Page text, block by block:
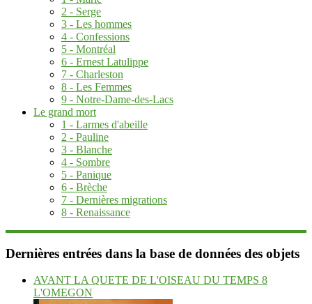
2 - Serge
3 - Les hommes
4 - Confessions
5 - Montréal
6 - Ernest Latulippe
7 - Charleston
8 - Les Femmes
9 - Notre-Dame-des-Lacs
Le grand mort
1 - Larmes d'abeille
2 - Pauline
3 - Blanche
4 - Sombre
5 - Panique
6 - Brèche
7 - Dernières migrations
8 - Renaissance
Dernières entrées dans la base de données des objets
AVANT LA QUETE DE L'OISEAU DU TEMPS 8
L'OMEGON